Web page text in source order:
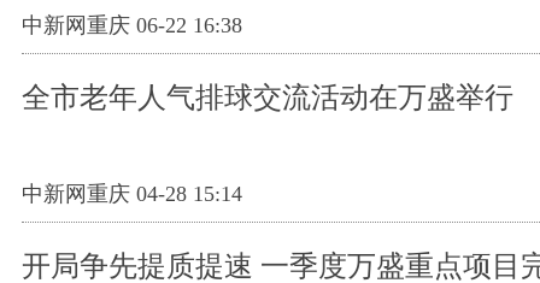
中新网重庆 06-22 16:38
全市老年人气排球交流活动在万盛举行
中新网重庆 04-28 15:14
开局争先提质提速 一季度万盛重点项目